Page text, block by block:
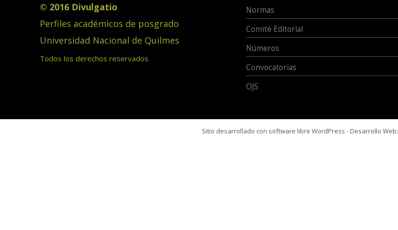
© 2016 Divulgatio
Perfiles académicos de posgrado
Universidad Nacional de Quilmes
Todos los derechos reservados
Normas
Comité Editorial
Números
Convocatorias
OJS
Sitio desarrollado con software libre WordPress - Desarrollo Web: